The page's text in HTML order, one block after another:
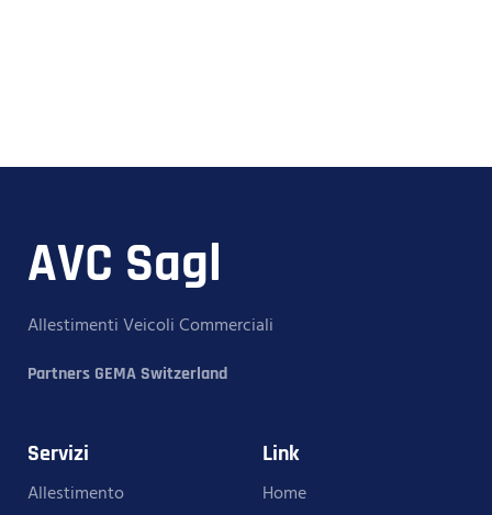
AVC Sagl
Allestimenti Veicoli Commerciali
Partners GEMA Switzerland
Servizi
Allestimento
Link
Home